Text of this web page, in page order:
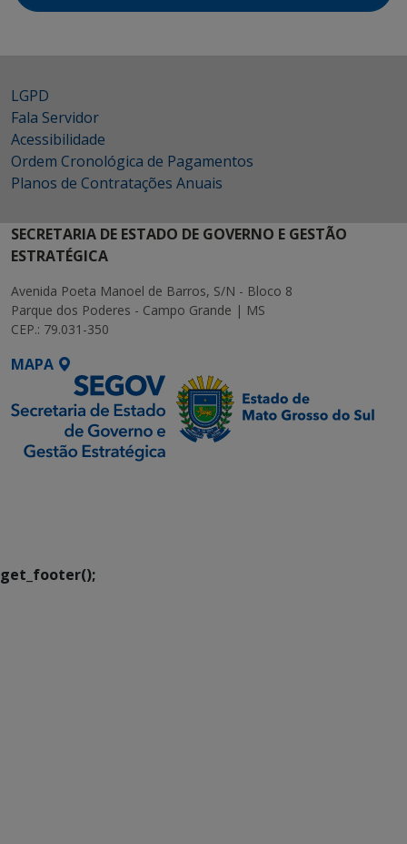
LGPD
Fala Servidor
Acessibilidade
Ordem Cronológica de Pagamentos
Planos de Contratações Anuais
SECRETARIA DE ESTADO DE GOVERNO E GESTÃO
ESTRATÉGICA
Avenida Poeta Manoel de Barros, S/N - Bloco 8
Parque dos Poderes - Campo Grande | MS
CEP.: 79.031-350
MAPA
get_footer();